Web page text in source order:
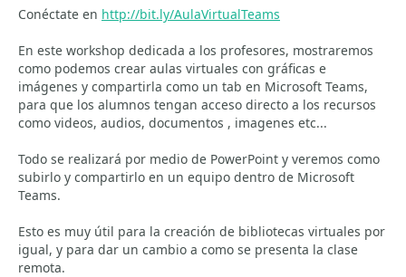
Conéctate en http://bit.ly/AulaVirtualTeams
En este workshop dedicada a los profesores, mostraremos
como podemos crear aulas virtuales con gráficas e
imágenes y compartirla como un tab en Microsoft Teams,
para que los alumnos tengan acceso directo a los recursos
como videos, audios, documentos , imagenes etc...
Todo se realizará por medio de PowerPoint y veremos como
subirlo y compartirlo en un equipo dentro de Microsoft
Teams.
Esto es muy útil para la creación de bibliotecas virtuales por
igual, y para dar un cambio a como se presenta la clase
remota.